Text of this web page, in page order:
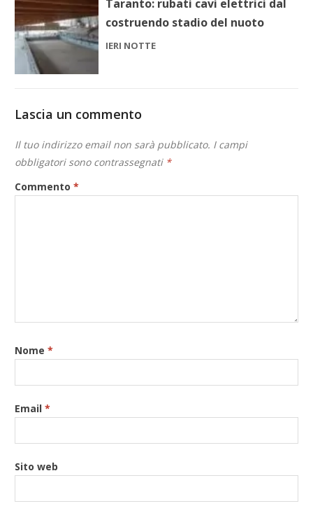
Taranto: rubati cavi elettrici dal
costruendo stadio del nuoto
IERI NOTTE
Lascia un commento
Il tuo indirizzo email non sarà pubblicato. I campi
obbligatori sono contrassegnati *
Commento*
Nome*
Email*
Sito web